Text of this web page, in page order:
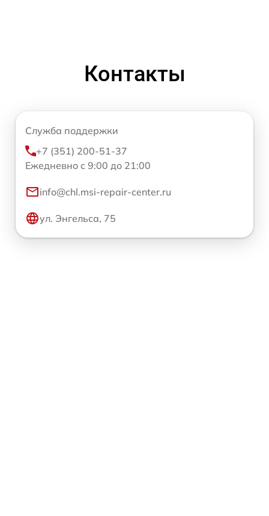
Контакты
Служба поддержки
+7 (351) 200-51-37
Ежедневно с 9:00 до 21:00
info@chl.msi-repair-center.ru
ул. Энгельса, 75